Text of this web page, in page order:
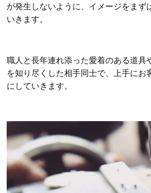
が発生しないように、イメージをまず
いきます。
職人と長年連れ添った愛着のある道具
を知り尽くした相手同士で、上手にお
にしていきます。